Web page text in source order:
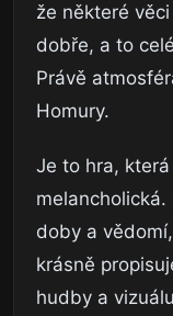
že některé
dobře, a to
Právě
Homury.
Je to hra,
doby a
krásně
hudby a